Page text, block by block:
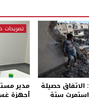
حصيلة
ستة
تصريحات
مدير
أجهزة